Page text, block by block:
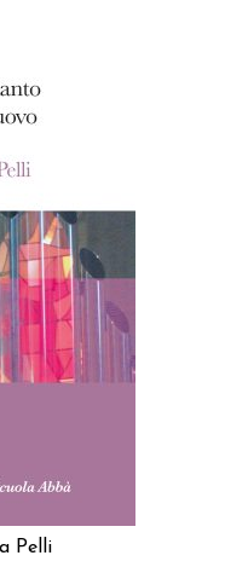
Pelli